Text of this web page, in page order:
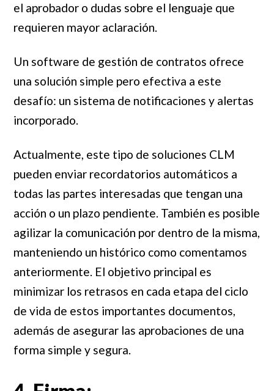
el aprobador o dudas sobre el lenguaje que
requieren mayor aclaración.
Un software de gestión de contratos ofrece
una solución simple pero efectiva a este
desafío: un sistema de notificaciones y alertas
incorporado.
Actualmente, este tipo de soluciones CLM
pueden enviar recordatorios automáticos a
todas las partes interesadas que tengan una
acción o un plazo pendiente. También es posible
agilizar la comunicación por dentro de la misma,
manteniendo un histórico como comentamos
anteriormente. El objetivo principal es
minimizar los retrasos en cada etapa del ciclo
de vida de estos importantes documentos,
además de asegurar las aprobaciones de una
forma simple y segura.